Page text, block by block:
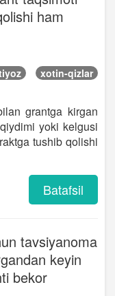
ham
xotin-qizlar
grantga kirgan
yoki kelgusi
tushib qolishi
Batafsil
tavsiyanoma
keyin
bekor